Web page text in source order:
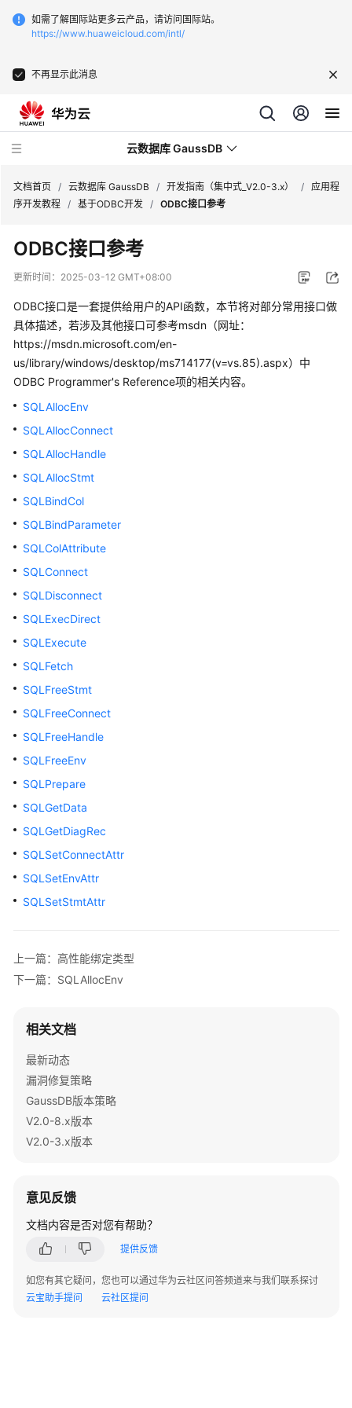
如需了解国际站更多云产品，请访问国际站。
https://www.huaweicloud.com/intl/
不再显示此消息
云数据库 GaussDB
新
动
服
务
公
告
产
品
介
计
费
明
快
入
门
户
指
开
发
南
开
指
南
式
_V2.0-
开
指
南
（集
_V2.0-
开
发
南
布
式
文档首页 / 云数据库 GaussDB / 开发指南（集中式_V2.0-3.x） / 应用程
序开发教程 / 基于ODBC开发 / ODBC接口参考
ODBC接口参考
更新时间： 2025-03-12 GMT+08:00
ODBC接口是一套提供给用户的API函数，本节将对部分常用接口做
具体描述，若涉及其他接口可参考msdn（网址：
https://msdn.microsoft.com/en-
us/library/windows/desktop/ms714177(v=vs.85).aspx）中
ODBC Programmer's Reference项的相关内容。
SQLAllocEnv
SQLAllocConnect
SQLAllocHandle
SQLAllocStmt
SQLBindCol
SQLBindParameter
SQLColAttribute
SQLConnect
SQLDisconnect
SQLExecDirect
SQLExecute
SQLFetch
SQLFreeStmt
SQLFreeConnect
SQLFreeHandle
SQLFreeEnv
SQLPrepare
SQLGetData
SQLGetDiagRec
SQLSetConnectAttr
SQLSetEnvAttr
SQLSetStmtAttr
上一篇：高性能绑定类型
下一篇：SQLAllocEnv
相关文档
最新动态
漏洞修复策略
GaussDB版本策略
V2.0-8.x版本
V2.0-3.x版本
意见反馈
文档内容是否对您有帮助？
提供反馈
如您有其它疑问，您也可以通过华为云社区问答频道来与我们联系探讨
云宝助手提问
云社区提问